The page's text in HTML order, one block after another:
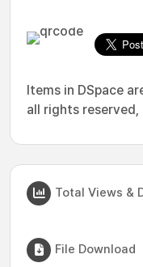
Items in DSpace
all rights
Total Views &
File Download